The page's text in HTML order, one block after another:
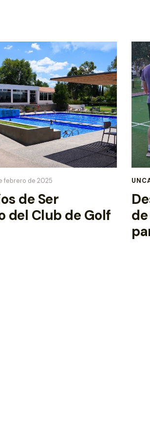
febrero de 2025
de Ser
del Club de Golf